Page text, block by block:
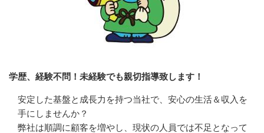
学歴、経験不問！未経験でも親切指導致します！
安定した基盤と成長力を持つ当社で、安心の生活＆収入を
手にしませんか？
弊社は順調に顧客を増やし、現状の人員では不足となって